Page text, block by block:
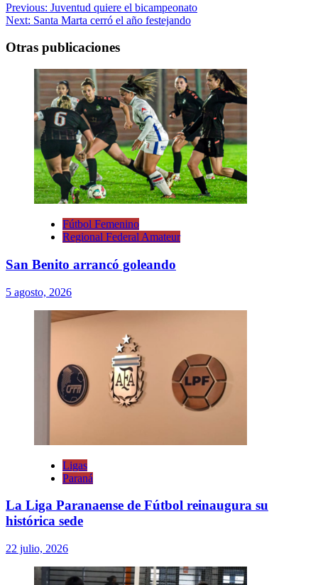
Previous: Juventud quiere el bicampeonato
Next: Santa Marta cerró el año festejando
Otras publicaciones
Fútbol Femenino
Regional Federal Amateur
San Benito arrancó goleando
5 agosto, 2026
Ligas
Paraná
La Liga Paranaense de Fútbol reinaugura su
histórica sede
22 julio, 2026